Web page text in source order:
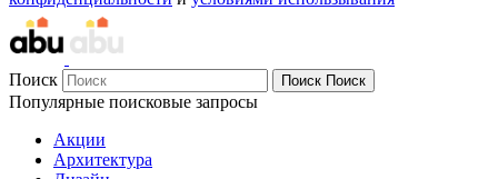
Поиск Поиск Поиск
Популярные поисковые запросы
Акции
Архитектура